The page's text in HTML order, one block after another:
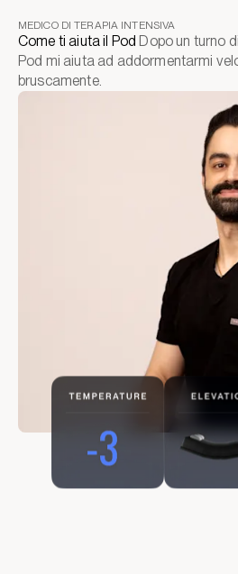
MEDICO DI TERAPIA INTENSIVA
Come ti aiuta il Pod Dopo un turno
Pod mi aiuta ad addormentarmi
bruscamente.